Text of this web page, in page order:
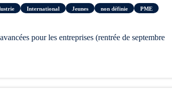
International Jeunes non définie
PME